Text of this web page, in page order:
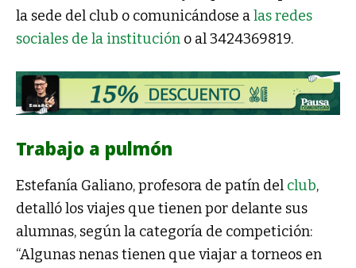
la sede del club o comunicándose alas redes
sociales de la institución o al 3424369819.
Trabajo a pulmón
Estefanía Galiano, profesora de patín del club,
detalló los viajes que tienen por delante sus
alumnas, según la categoría de competición:
“Algunas nenas tienen que viajar a torneos en